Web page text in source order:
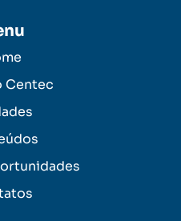
Centec